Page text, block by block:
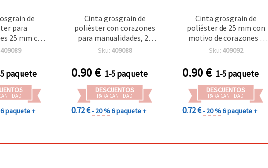
de
para
25 mm con
corazones
409089
paquete
6 paquete +
Cinta grosgrain de
poliéster con corazones
para manualidades, 25
mm x 3 m
Sku: 409088
0.90€ 1-5 paquete
DESCUENTOS
PARA CANTIDAD
0.72 €- 20 %6 paquete +
Cinta grosgrain de
poliéster de 25 mm con
motivo de corazones y
anclas, 3 metros, para
Sku: 409092
0.90€ 1-5 paquete
DESCUENTOS
PARA CANTIDAD
0.72 €- 20 %6 paquete +